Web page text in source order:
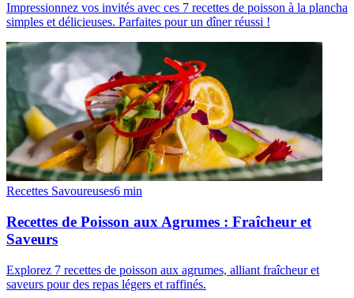
Impressionnez vos invités avec ces 7 recettes de poisson à la plancha
simples et délicieuses. Parfaites pour un dîner réussi !
Recettes Savoureuses6 min
Recettes de Poisson aux Agrumes : Fraîcheur et
Saveurs
Explorez 7 recettes de poisson aux agrumes, alliant fraîcheur et
saveurs pour des repas légers et raffinés.